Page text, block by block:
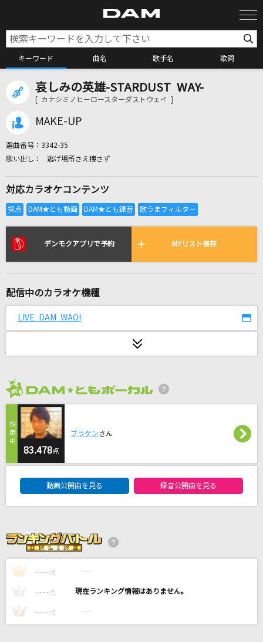
キーワード 曲名 歌手名 歌詞
カラオケ検索
全国りれき
リアルタイムで歌われている曲の一覧
[生音]僕が一番欲しかったもの
松田聖子
戦士よ、起ち上がれ!
夏祭り
JITTERIN' JINN
[生音]恋のスーパーボール
[生音]Link
L'Arc-en-Ciel
ReCoda
哀しみの英雄-STARDUST WAY-
[ カナシミノヒーロースターダストウェイ ]
MAKE-UP
選曲番号： 3342-35
逃げ場所さえ捜さず
対応カラオケコンテンツ
デンモクアプリで予約 MYリスト保存
配信中のカラオケ機種
LIVE DAM WAO!
83.478点
ブラケンさん
動画公開曲を見る 録音公開曲を見る
1 ---- 点 ----
---- 点 ----
3 ---- 点 ----